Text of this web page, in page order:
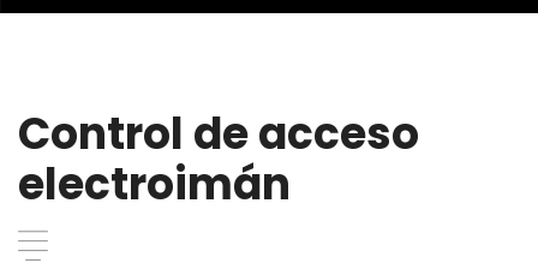
Control de acceso
electroimán